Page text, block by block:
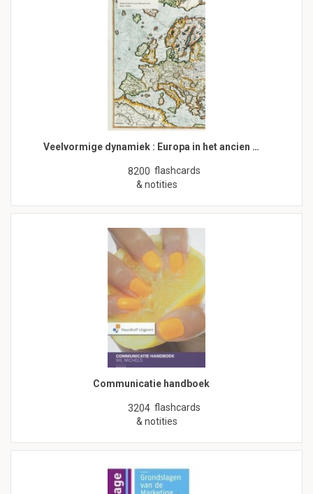
Veelvormige dynamiek : Europa in het ancien …
8200 flashcards
& notities
Communicatie handboek
3204 flashcards
& notities